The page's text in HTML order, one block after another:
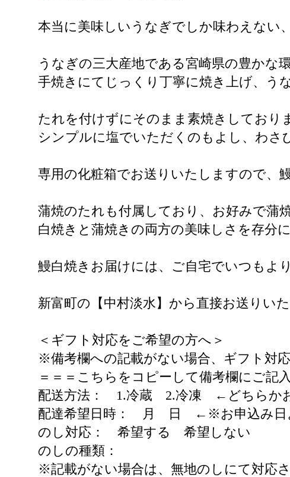
本当に美味しいうなぎでしか味わえない
うなぎの三大産地である宮崎県の豊かな
手焼きにてじっくり丁寧に焼き上げ、う
たれを付けずにそのまま素焼きしており
シンプルに塩でいただくのもよし、わさ
専用の化粧箱でお送りいたしますので、
蒲焼のたれも付属しており、お好みで蒲
白焼きと蒲焼きの両方の美味しさを存分
鰻白焼きお届けには、ご自宅でいつもよ
新富町の【中村淡水】から直接お送りい
＜ギフト対応をご希望の方へ＞
※備考欄への記載がない場合、ギフト対
＝＝＝こちらをコピーして備考欄にご記
配送方法： 1.冷蔵 2.冷凍 ←どちらか
配達希望日時： 月 日 ←※お申込み日
のし対応： 希望する 希望しない
のしの種類：
※記載がない場合は、無地のしにて対応